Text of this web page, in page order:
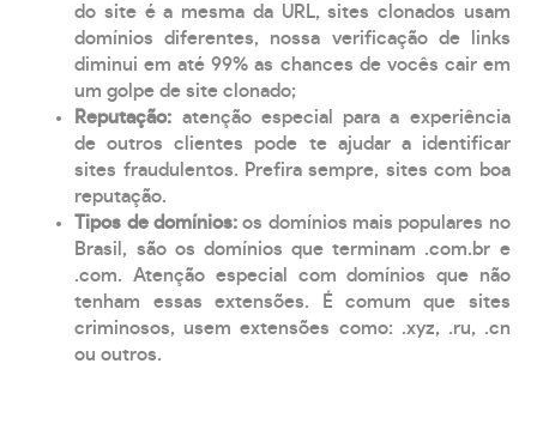
do site é a mesma da URL, sites clonados usam
domínios diferentes, nossa verificação de links
diminui em até 99% as chances de vocês cair em
um golpe de site clonado;
Reputação: atenção especial para a experiência
de outros clientes pode te ajudar a identificar
sites fraudulentos. Prefira sempre, sites com boa
reputação.
Tipos de domínios:os domínios mais populares no
Brasil, são os domínios que terminam .com.br e
.com. Atenção especial com domínios que não
tenham essas extensões. É comum que sites
criminosos, usem extensões como: .xyz, .ru, .cn
ou outros.